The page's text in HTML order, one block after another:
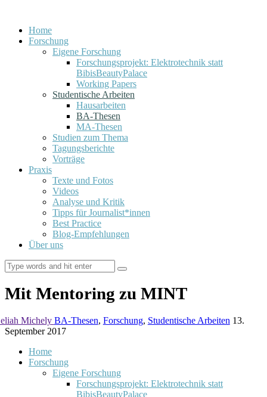
Home
Forschung
Eigene Forschung
Forschungsprojekt: Elektrotechnik statt
BibisBeautyPalace
Working Papers
Studentische Arbeiten
Hausarbeiten
BA-Thesen
MA-Thesen
Studien zum Thema
Tagungsberichte
Vorträge
Praxis
Texte und Fotos
Videos
Analyse und Kritik
Tipps für Journalist*innen
Best Practice
Blog-Empfehlungen
Über uns
Mit Mentoring zu MINT
Michely BA-Thesen, Forschung, Studentische Arbeiten 13.
September 2017
Home
Forschung
Eigene Forschung
Forschungsprojekt: Elektrotechnik statt
BibisBeautyPalace